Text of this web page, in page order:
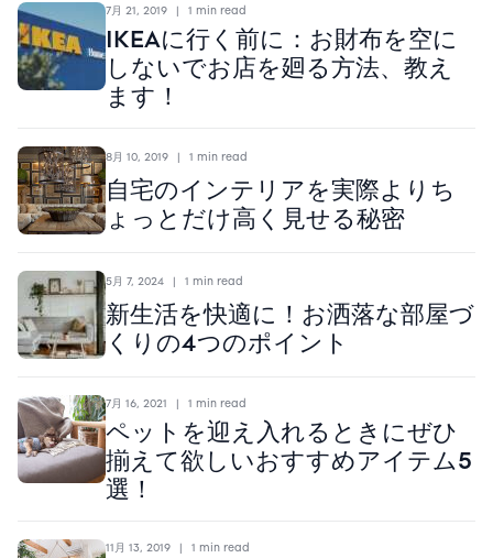
7月 21, 2019 | 1 min read
IKEAに行く前に：お財布を空に
しないでお店を廻る方法、教え
ます！
8月 10, 2019 | 1 min read
自宅のインテリアを実際よりち
ょっとだけ高く見せる秘密
5月 7, 2024 | 1 min read
新生活を快適に！お洒落な部屋づ
くりの4つのポイント
7月 16, 2021 | 1 min read
ペットを迎え入れるときにぜひ
揃えて欲しいおすすめアイテム5
選！
11月 13, 2019 | 1 min read